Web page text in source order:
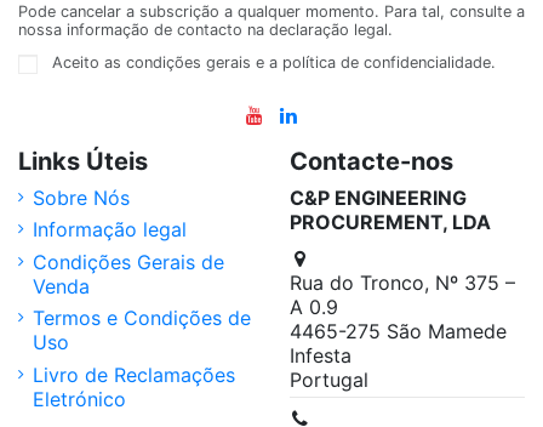
Pode cancelar a subscrição a qualquer momento. Para tal, consulte a
nossa informação de contacto na declaração legal.
Aceito as condições gerais e a política de confidencialidade.
Links Úteis
Sobre Nós
Informação legal
Condições Gerais de
Venda
Termos e Condições de
Uso
Livro de Reclamações
Eletrónico
Contacte-nos
C&P ENGINEERING
PROCUREMENT, LDA
Rua do Tronco, Nº 375 –
A 0.9
4465-275 São Mamede
Infesta
Portugal